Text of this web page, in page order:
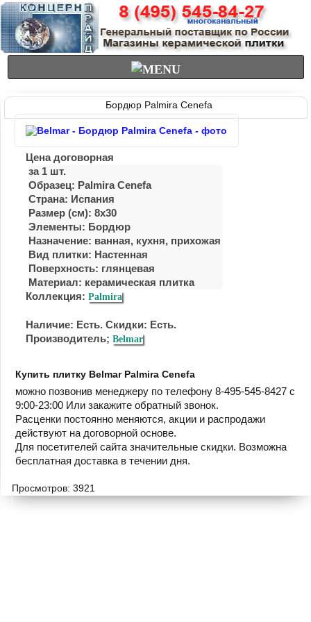
Бордюр Palmira Cenefa
Цена договорная
за 1 шт.
Образец: Palmira Cenefa
Страна: Испания
Размер (см): 8x30
Элементы: Бордюр
Назначение: ванная, куxня, приxожая
Вид плитки: Настенная
Поверхность: глянцевая
Материал: керамическая плитка
Коллекция: Palmira
Наличие: Есть. Скидки: Есть.
Производитель; Belmar
Купить плитку Belmar Palmira Cenefa
можно позвонив менеджеру по телефону 8-495-545-8427 с
9:00-23:00 Или закажите обратный звонок.
Расценки постоянно меняются, акции и распродажи
действуют на договорной основе.
Для посетителей сайта значительные скидки. Возможна
бесплатная доставка в течении дня.
Просмотров: 3921